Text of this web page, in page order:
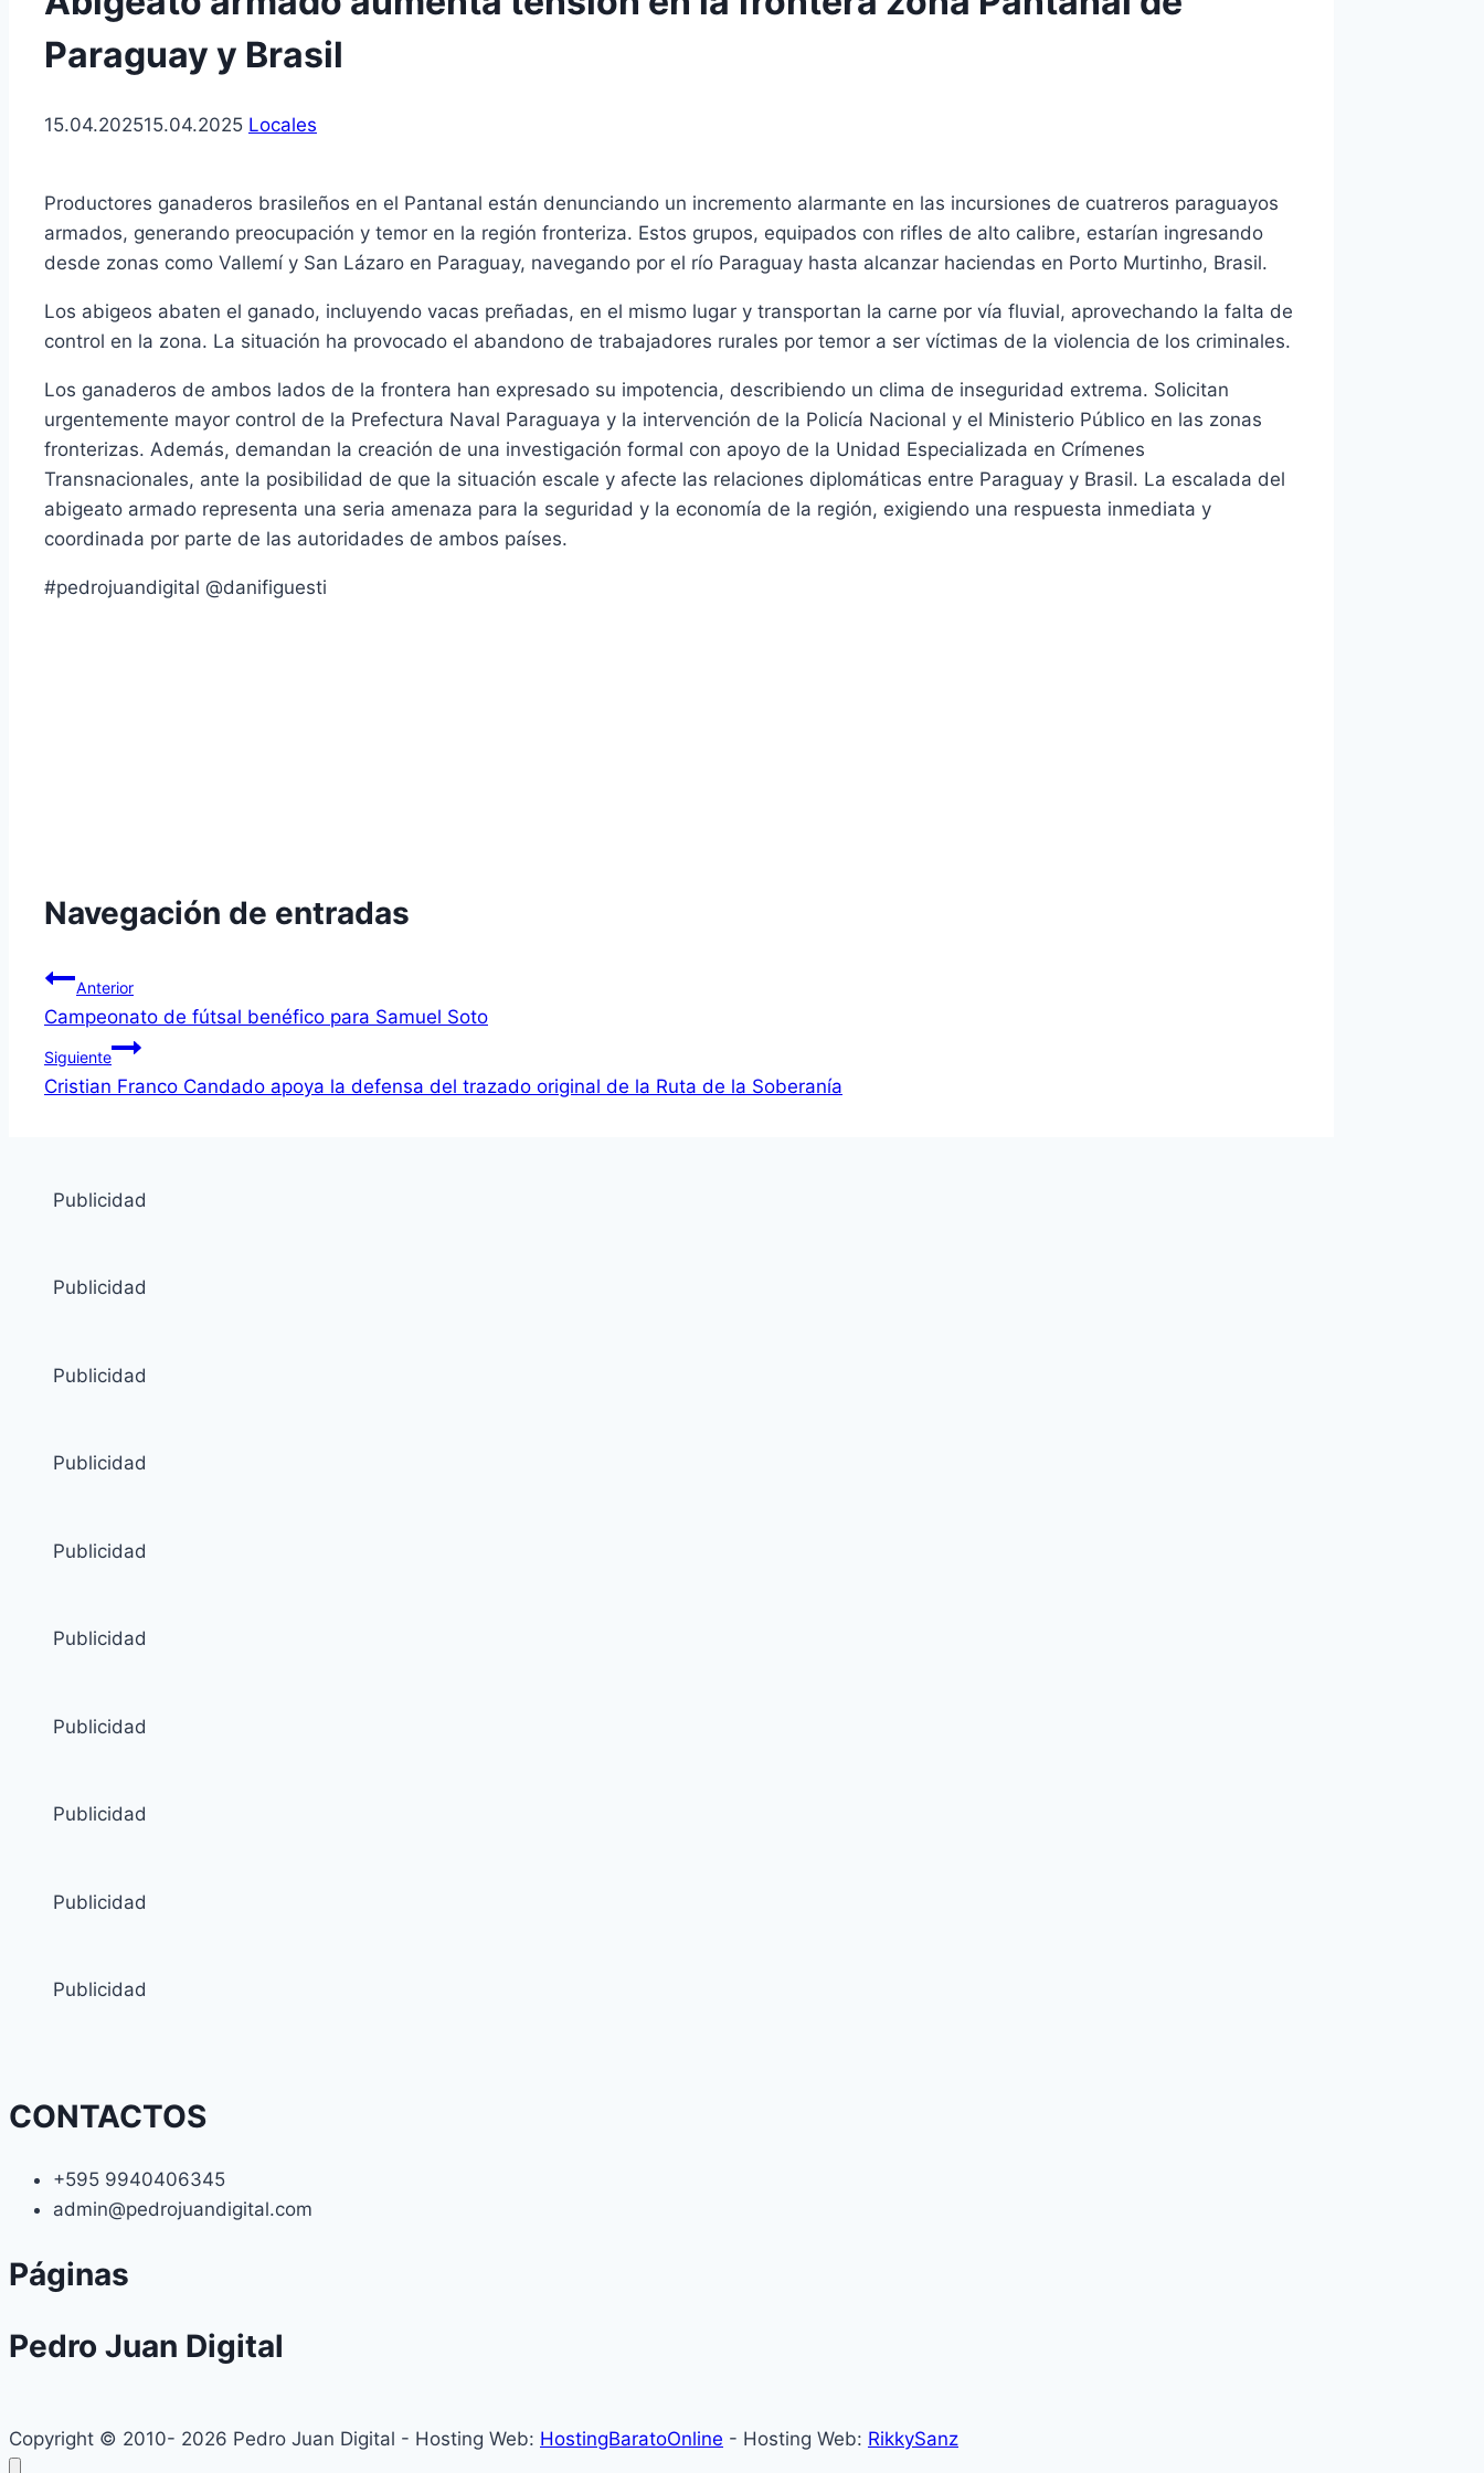
Paraguay y Brasil
15.04.202515.04.2025 Locales
Productores ganaderos brasileños en el Pantanal están denunciando un incremento alarmante en las incursiones de cuatreros paraguayos
armados, generando preocupación y temor en la región fronteriza. Estos grupos, equipados con rifles de alto calibre, estarían ingresando
desde zonas como Vallemí y San Lázaro en Paraguay, navegando por el río Paraguay hasta alcanzar haciendas en Porto Murtinho, Brasil.
Los abigeos abaten el ganado, incluyendo vacas preñadas, en el mismo lugar y transportan la carne por vía fluvial, aprovechando la falta de
control en la zona. La situación ha provocado el abandono de trabajadores rurales por temor a ser víctimas de la violencia de los criminales.
Los ganaderos de ambos lados de la frontera han expresado su impotencia, describiendo un clima de inseguridad extrema. Solicitan
urgentemente mayor control de la Prefectura Naval Paraguaya y la intervención de la Policía Nacional y el Ministerio Público en las zonas
fronterizas. Además, demandan la creación de una investigación formal con apoyo de la Unidad Especializada en Crímenes
Transnacionales, ante la posibilidad de que la situación escale y afecte las relaciones diplomáticas entre Paraguay y Brasil. La escalada del
abigeato armado representa una seria amenaza para la seguridad y la economía de la región, exigiendo una respuesta inmediata y
coordinada por parte de las autoridades de ambos países.
#pedrojuandigital @danifiguesti
Navegación de entradas
Anterior
Campeonato de fútsal benéfico para Samuel Soto
Siguiente
Cristian Franco Candado apoya la defensa del trazado original de la Ruta de la Soberanía
Publicidad
Publicidad
Publicidad
Publicidad
Publicidad
Publicidad
Publicidad
Publicidad
Publicidad
Publicidad
CONTACTOS
+595 9940406345
admin@pedrojuandigital.com
Páginas
Pedro Juan Digital
Copyright © 2010- 2026 Pedro Juan Digital - Hosting Web: HostingBaratoOnline - Hosting Web: RikkySanz